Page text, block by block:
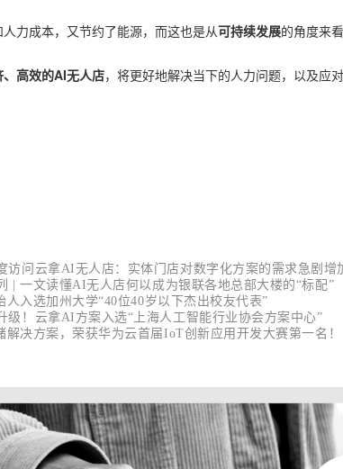
力成本，又节约了能源，而这也是从可持续发展的角度来
高效的AI无人店，将更好地解决当下的人力问题，以及应
访问云拿AI无人店：实体门店对数字化方案的需求急剧增
| 一文读懂AI无人店何以成为银联各地总部大楼的“标配”
人入选加州大学“40位40岁以下杰出校友代表”
级！ 云拿AI方案入选“上海人工智能行业协会方案中心”
解决方案，荣获华为云首届IoT创新应用开发大赛第一名！